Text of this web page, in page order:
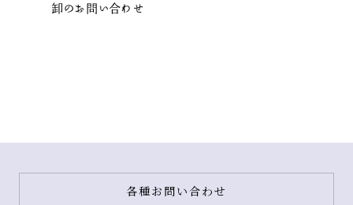
卸のお問い合わせ
各種お問い合わせ